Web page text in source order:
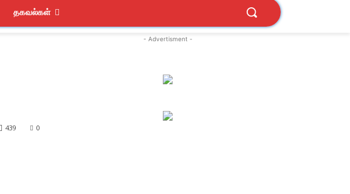
தகவல்கள்
0
439
- Advertisment -